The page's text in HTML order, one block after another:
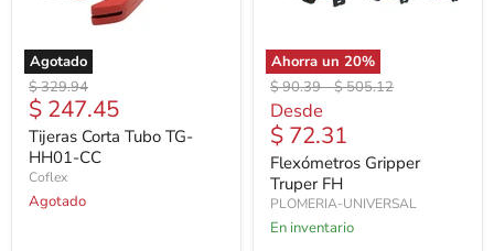
Agotado
Precio
original
$ 329.94
Precio
actual
$ 247.45
Tijeras Corta Tubo TG-
HH01-CC
Coflex
Agotado
Ahorra un 20%
Precio
original
$ 90.39-Precio
$ 505.12
Desde
$ 72.31
Flexómetros Gripper
Truper FH
PLOMERIA-UNIVERSAL
En inventario